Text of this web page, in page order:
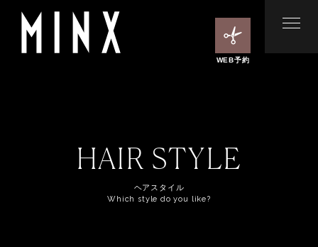
WEB予約
HAIR STYLE
ヘアスタイル
Which style do you like?